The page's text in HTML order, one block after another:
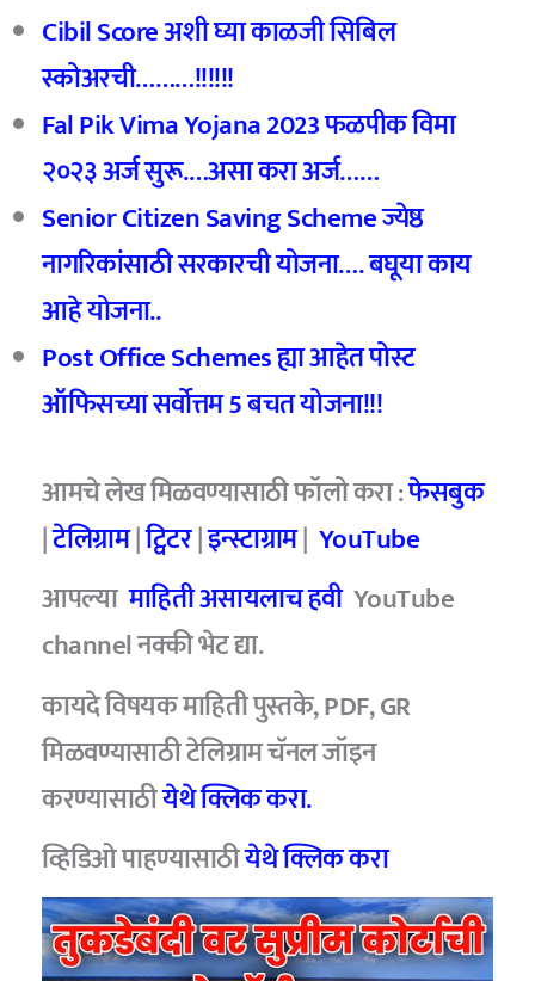
Cibil Score अशी घ्या काळजी सिबिल
स्कोअरची………!!!!!!
Fal Pik Vima Yojana 2023 फळपीक विमा
२०२३ अर्ज सुरू.…असा करा अर्ज……
Senior Citizen Saving Scheme ज्येष्ठ
नागरिकांसाठी सरकारची योजना…. बघूया काय
आहे योजना..
Post Office Schemes ह्या आहेत पोस्ट
ऑफिसच्या सर्वोत्तम 5 बचत योजना!!!
आमचे लेख मिळवण्यासाठी फॉलो करा :फेसबुक
|टेलिग्राम|ट्विटर|इन्स्टाग्राम| YouTube
आपल्यामाहिती असायलाच हवी YouTube
channel नक्की भेट द्या.
कायदे विषयक माहिती पुस्तके, PDF, GR
मिळवण्यासाठी टेलिग्राम चॅनल जॉइन
करण्यासाठीयेथे क्लिक करा.
व्हिडिओ पाहण्यासाठीयेथे क्लिक करा